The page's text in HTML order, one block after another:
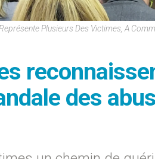
Plusieurs Des Victimes, A
des